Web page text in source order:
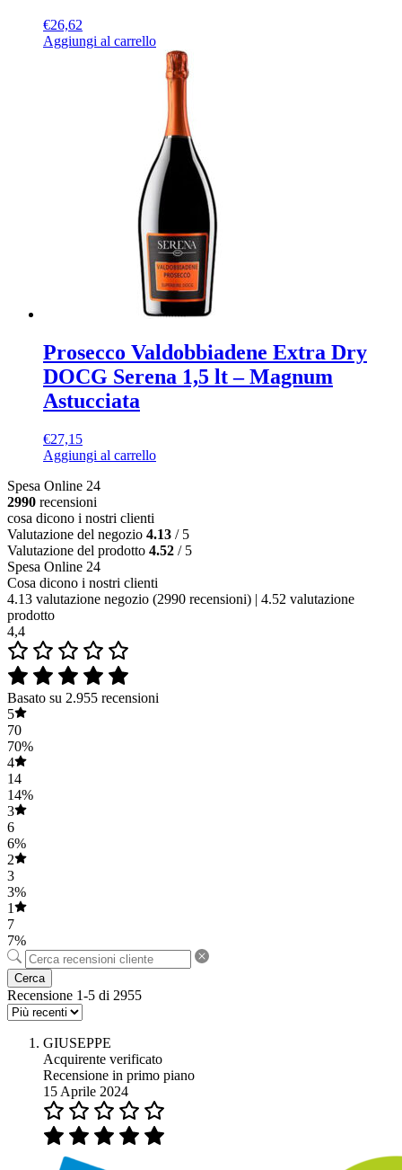
€26,62
Aggiungi al carrello
Prosecco Valdobbiadene Extra Dry
DOCG Serena 1,5 lt – Magnum
Astucciata
€27,15
Aggiungi al carrello
Spesa Online 24
2990 recensioni
cosa dicono i nostri clienti
Valutazione del negozio 4.13 / 5
Valutazione del prodotto 4.52 / 5
Spesa Online 24
Cosa dicono i nostri clienti
4.13 valutazione negozio (2990 recensioni) | 4.52 valutazione
prodotto
4,4
Basato su 2.955 recensioni
5
70
70%
4
14
14%
3
6
6%
2
3
3%
1
7
7%
Cerca
Recensione 1-5 di 2955
GIUSEPPE
Acquirente verificato
Recensione in primo piano
15 Aprile 2024